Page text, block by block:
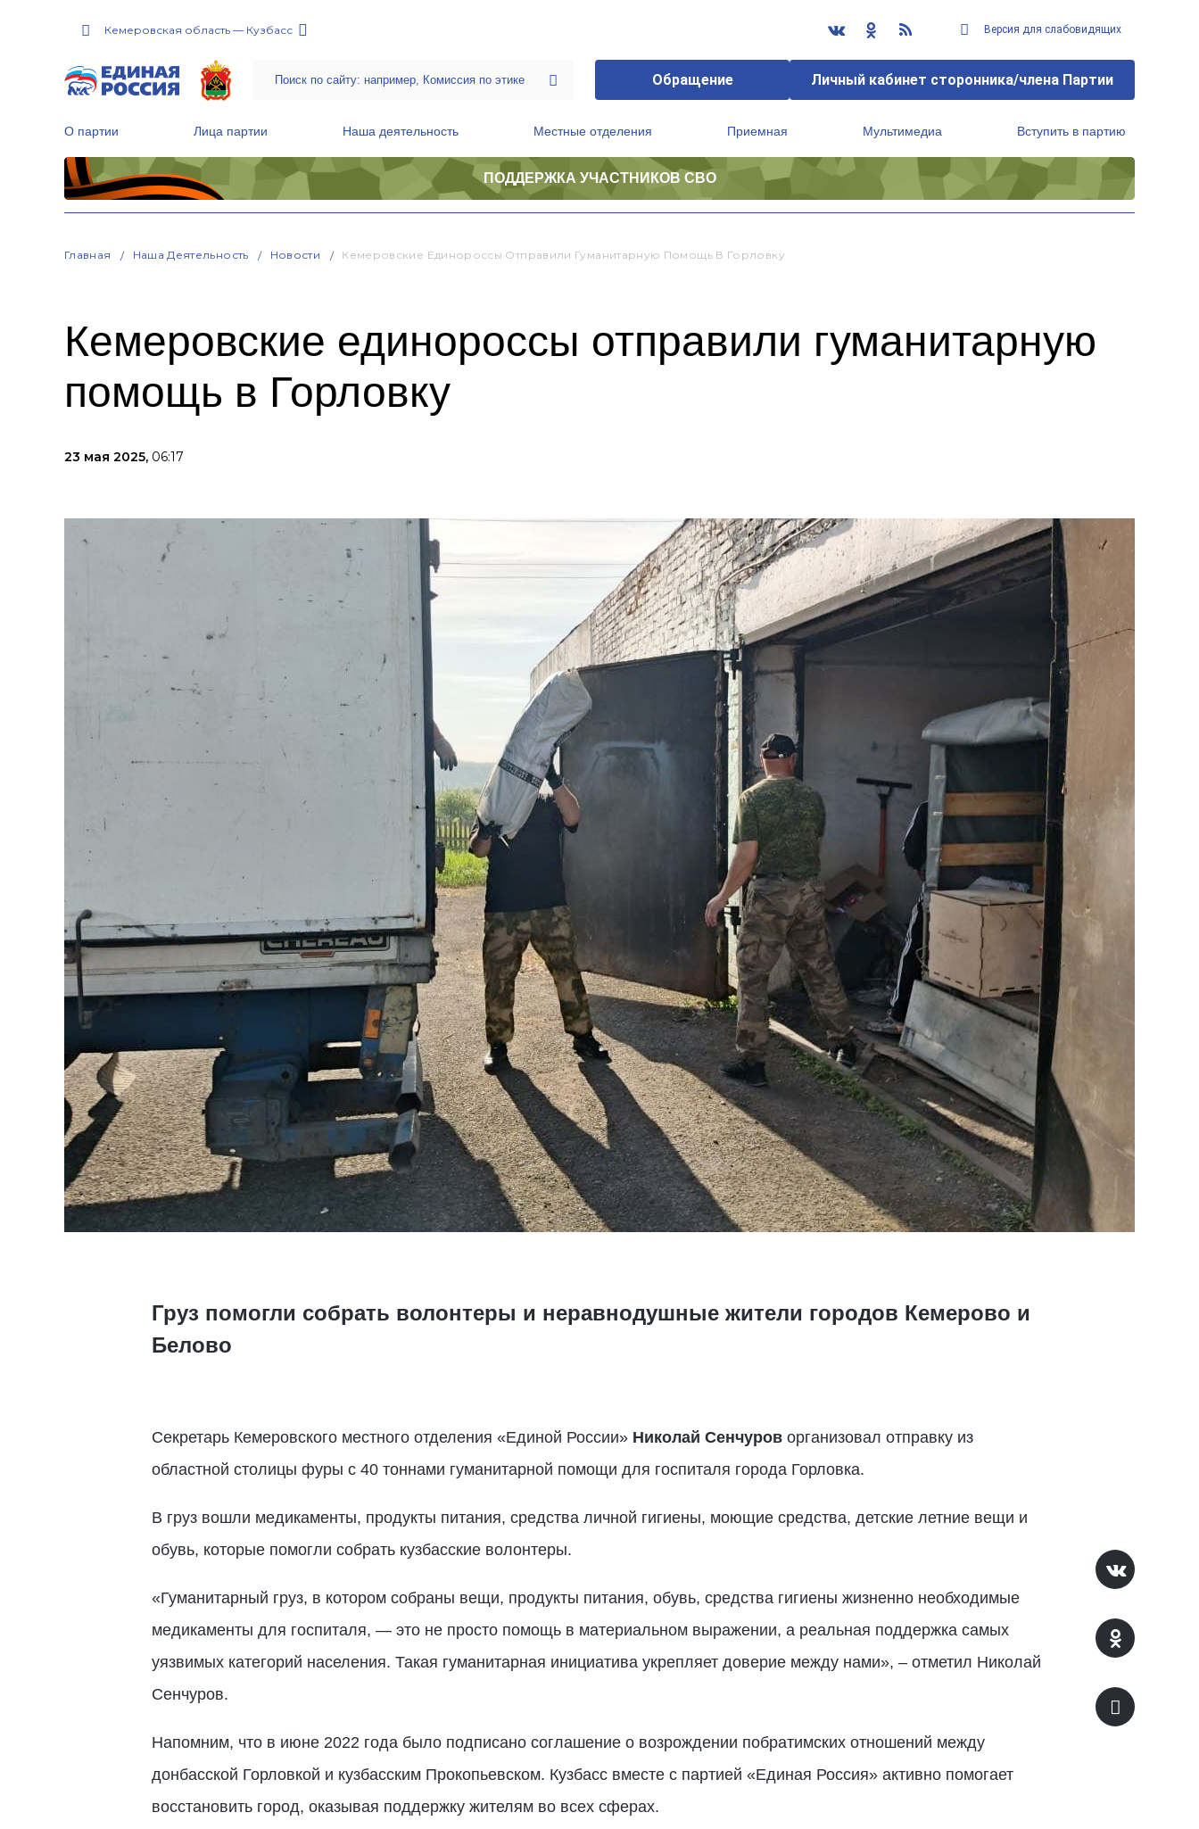
Кемеровская область — Кузбасс Версия для слабовидящих
Обращение Личный кабинет сторонника/члена Партии
О партии Лица партии Наша деятельность Местные отделения Приемная Мультимедиа Вступить в партию
ПОДДЕРЖКА УЧАСТНИКОВ СВО
Главная Наша Деятельность Новости Кемеровские Единороссы Отправили Гуманитарную Помощь В Горловку
Кемеровские единороссы отправили гуманитарную
помощь в Горловку
23 мая 2025, 06:17
Груз помогли собрать волонтеры и неравнодушные жители городов Кемерово и
Белово
Секретарь Кемеровского местного отделения «Единой России» Николай Сенчуроворганизовал отправку из
областной столицы фуры с 40 тоннами гуманитарной помощи для госпиталя города Горловка.
В груз вошли медикаменты, продукты питания, средства личной гигиены, моющие средства, детские летние вещи и
обувь, которые помогли собрать кузбасские волонтеры.
«Гуманитарный груз, в котором собраны вещи, продукты питания, обувь, средства гигиены жизненно необходимые
медикаменты для госпиталя, — это не просто помощь в материальном выражении, а реальная поддержка самых
уязвимых категорий населения. Такая гуманитарная инициатива укрепляет доверие между нами», – отметил Николай
Сенчуров.
Напомним, что в июне 2022 года было подписано соглашение о возрождении побратимских отношений между
донбасской Горловкой и кузбасским Прокопьевском. Кузбасс вместе с партией «Единая Россия» активно помогает
восстановить город, оказывая поддержку жителям во всех сферах.